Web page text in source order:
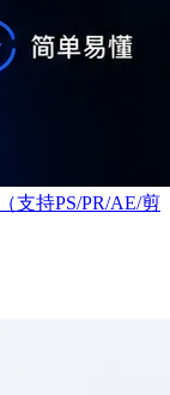
支持PS/PR/AE/剪